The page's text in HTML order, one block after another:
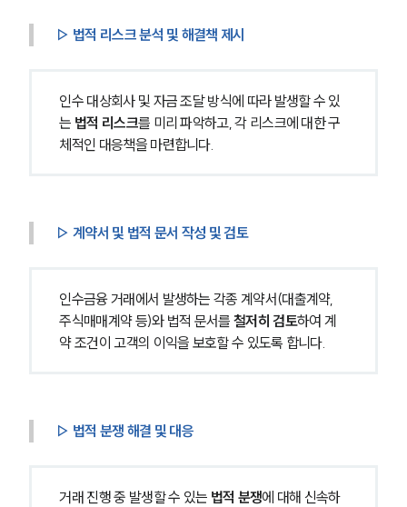
▷ 법적 리스크 분석 및 해결책 제시
인수 대상회사 및 자금 조달 방식에 따라 발생할 수 있
는 법적 리스크를 미리 파악하고, 각 리스크에 대한 구
체적인 대응책을 마련합니다.
▷ 계약서 및 법적 문서 작성 및 검토
인수금융 거래에서 발생하는 각종 계약서(대출계약,
주식매매계약 등)와 법적 문서를 철저히 검토하여 계
약 조건이 고객의 이익을 보호할 수 있도록 합니다.
▷ 법적 분쟁 해결 및 대응
거래 진행 중 발생할 수 있는 법적 분쟁에 대해 신속하